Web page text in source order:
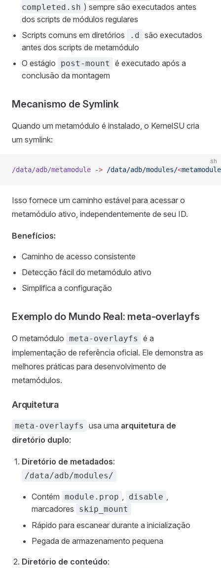
completed.sh ) sempre são executados antes
dos scripts de módulos regulares
Scripts comuns em diretórios
.d são executados
antes dos scripts de metamódulo
O estágio
post-mount
é executado após a
conclusão da montagem
Mecanismo de Symlink
Quando um metamódulo é instalado, o KernelSU cria
um symlink:
sh
/data/adb/metamodule -> /data/adb/modules/<
Isso fornece um caminho estável para acessar o
metamódulo ativo, independentemente de seu ID.
Benefícios:
Caminho de acesso consistente
Detecção fácil do metamódulo ativo
Simplifica a configuração
Exemplo do Mundo Real: meta-overlayfs
O metamódulo meta-overlayfs
é a
implementação de referência oficial. Ele demonstra as
melhores práticas para desenvolvimento de
metamódulos.
Arquitetura
meta-overlayfs usa uma arquitetura de
diretório duplo:
Diretório de metadados:
/data/adb/modules/
Contém module.prop , disable ,
marcadores
skip_mount
Rápido para escanear durante a inicialização
Pegada de armazenamento pequena
Diretório de conteúdo: